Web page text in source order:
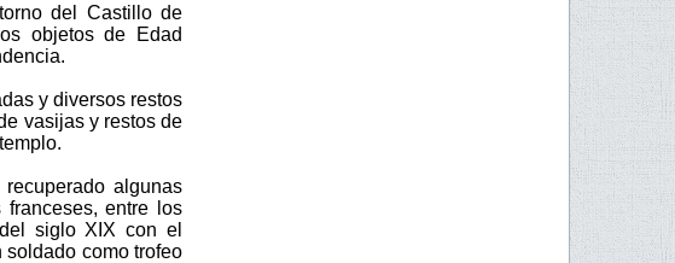
del Castillo de
objetos de Edad
y diversos restos
vasijas y restos de
algunas
entre los
siglo XIX con el
como trofeo